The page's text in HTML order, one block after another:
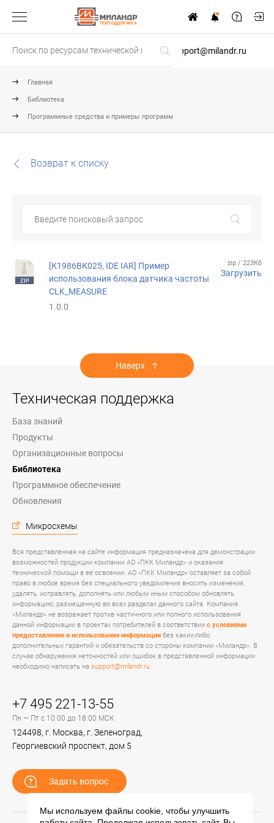
ТЕХПОДДЕРЖКА
support@milandr.ru
Главная
Библиотека
Программные средства и примеры программ
Возврат к списку
[К1986ВК025, IDE IAR] Пример
использования блока датчика частоты
CLK_MEASURE
1.0.0
zip / 223Кб
Загрузить
Наверх
Техническая поддержка
База знаний
Продукты
Организационные вопросы
Библиотека
Программное обеспечение
Обновления
Микросхемы
Вся представленная на сайте информация предназначена для демонстрации
возможностей продукции компании АО «ПКК Миландр» и оказания
технической помощи в ее освоении. АО «ПКК Миландр» оставляет за собой
право в любое время без специального уведомления вносить изменения,
удалять, исправлять, дополнять или любым иным способом обновлять
информацию, размещенную во всех разделах данного сайта. Компания
«Миландр» не возражает против частичного или полного использования
данной информации в проектах потребителей в соответствии с условиями
предоставления и использования информации без каких-либо
дополнительных гарантий и обязательств со стороны компании «Миландр». В
случае обнаружения неточностей или ошибок в представленной информации
необходимо написать на support@milandr.ru
+7 495 221-13-55
Пн — Пт с 10:00 до 18:00 МСК
124498, г. Москва, г. Зеленоград,
Георгиевский проспект, дом 5
Задать вопрос
Мы используем файлы cookie, чтобы улучшить